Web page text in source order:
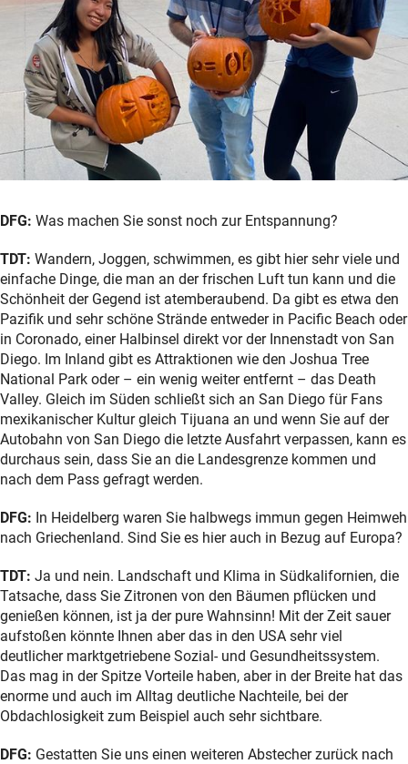
DFG: Was machen Sie sonst noch zur Entspannung?
TDT: Wandern, Joggen, schwimmen, es gibt hier sehr viele und
einfache Dinge, die man an der frischen Luft tun kann und die
Schönheit der Gegend ist atemberaubend. Da gibt es etwa den
Pazifik und sehr schöne Strände entweder in Pacific Beach oder
in Coronado, einer Halbinsel direkt vor der Innenstadt von San
Diego. Im Inland gibt es Attraktionen wie den Joshua Tree
National Park oder – ein wenig weiter entfernt – das Death
Valley. Gleich im Süden schließt sich an San Diego für Fans
mexikanischer Kultur gleich Tijuana an und wenn Sie auf der
Autobahn von San Diego die letzte Ausfahrt verpassen, kann es
durchaus sein, dass Sie an die Landesgrenze kommen und
nach dem Pass gefragt werden.
DFG: In Heidelberg waren Sie halbwegs immun gegen Heimweh
nach Griechenland. Sind Sie es hier auch in Bezug auf Europa?
TDT: Ja und nein. Landschaft und Klima in Südkalifornien, die
Tatsache, dass Sie Zitronen von den Bäumen pflücken und
genießen können, ist ja der pure Wahnsinn! Mit der Zeit sauer
aufstoßen könnte Ihnen aber das in den USA sehr viel
deutlicher marktgetriebene Sozial- und Gesundheitssystem.
Das mag in der Spitze Vorteile haben, aber in der Breite hat das
enorme und auch im Alltag deutliche Nachteile, bei der
Obdachlosigkeit zum Beispiel auch sehr sichtbare.
DFG: Gestatten Sie uns einen weiteren Abstecher zurück nach